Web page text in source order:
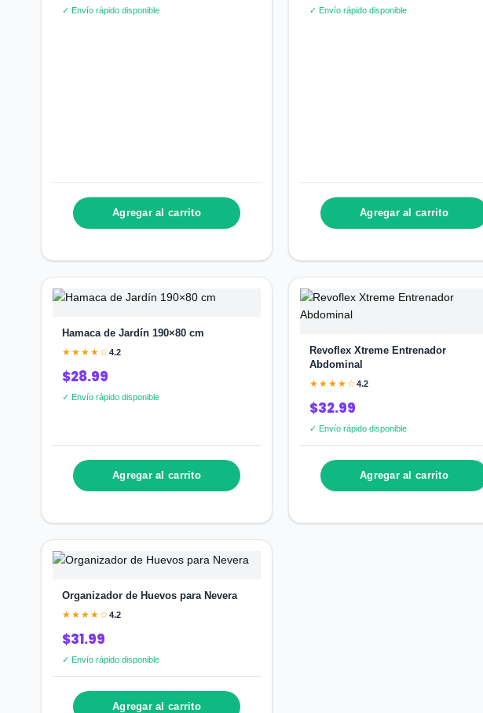
✓ Envío rápido disponible
Agregar al carrito
✓ Envío rápido disponible
Agregar al carrito
Hamaca de Jardín 190×80 cm
★★★★☆4.2
$28.99
✓ Envío rápido disponible
Agregar al carrito
Revoflex Xtreme Entrenador
Abdominal
★★★★☆4.2
$32.99
✓ Envío rápido disponible
Agregar al carrito
Organizador de Huevos para Nevera
★★★★☆4.2
$31.99
✓ Envío rápido disponible
Agregar al carrito